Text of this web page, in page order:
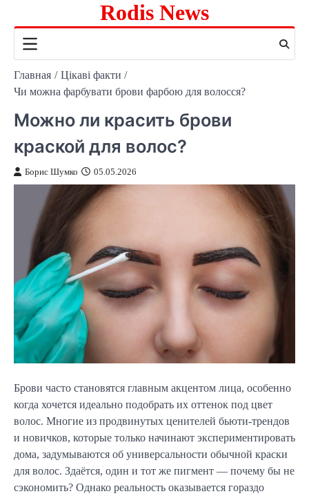
содержимому
Rodis News
Главная
Цікаві факти
Чи можна фарбувати брови фарбою для волосся?
Можно ли красить брови
краской для волос?
Борис Шумко 05.05.2026
Брови часто становятся главным акцентом лица, особенно
когда хочется идеально подобрать их оттенок под цвет
волос. Многие из продвинутых ценителей бьюти-трендов
и новичков, которые только начинают экспериментировать
дома, задумываются об универсальности обычной краски
для волос. Здаётся, один и тот же пигмент — почему бы не
сэкономить? Однако реальность оказывается гораздо